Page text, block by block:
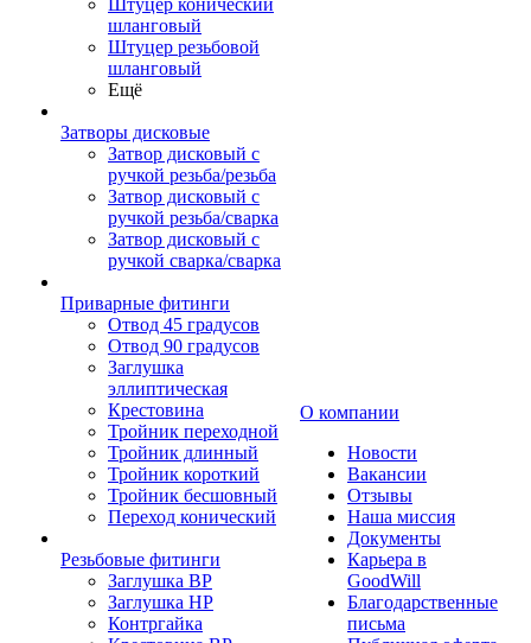
Штуцер конический
шланговый
Штуцер резьбовой
шланговый
Ещё
Затворы дисковые
Затвор дисковый с
ручкой резьба/резьба
Затвор дисковый с
ручкой резьба/сварка
Затвор дисковый с
ручкой сварка/сварка
Приварные фитинги
Отвод 45 градусов
Отвод 90 градусов
Заглушка
эллиптическая
Крестовина
Тройник переходной
Тройник длинный
Тройник короткий
Тройник бесшовный
Переход конический
Резьбовые фитинги
Заглушка ВР
Заглушка НР
Контргайка
О компании
Новости
Вакансии
Отзывы
Наша миссия
Документы
Карьера в
GoodWill
Благодарственные
письма